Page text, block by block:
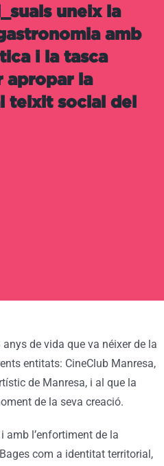
uneix la
amb
i la tasca
apropar la
teixit social del
de vida que va néixer de la
entitats: CineClub Manresa,
de Manresa, i al que la
de la seva creació.
amb l’enfortiment de la
com a identitat territorial,